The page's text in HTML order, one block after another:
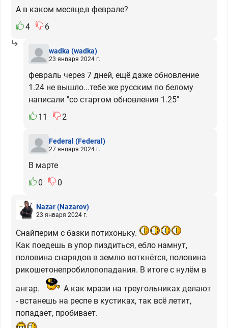
А в каком месяце,в феврале?
4
6
wadka (wadka)
23 января 2024 г.
февраль через 7 дней, ещё даже обновление
1.24 не вышло...тебе же русским по белому
написали "со стартом обновления 1.25"
11
2
Federal (Federal)
27 января 2024 г.
В марте
0
0
Nazar(Nazarov)
23 января 2024 г.
Снайперим с базки потихоньку.
Как поедешь в упор пиздиться, ебло намнут,
половина снарядов в землю воткнётся, половина
рикошетонепробилопопадания. В итоге с нулём в
ангар.
А как мрази на треугольниках делают
- встанешь на респе в кустиках, так всё летит,
попадает, пробивает.